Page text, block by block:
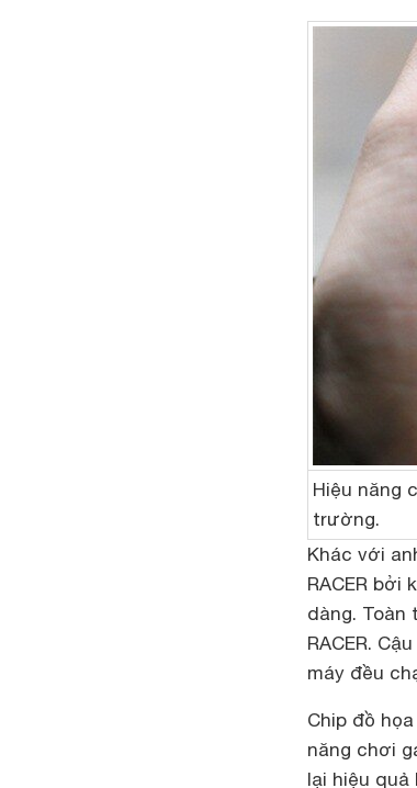
Hiệu năng
trường.
Khác với
RACER
dàng. Toàn
RACER.
máy đều
Chip đồ
năng chơi
lại hiệu